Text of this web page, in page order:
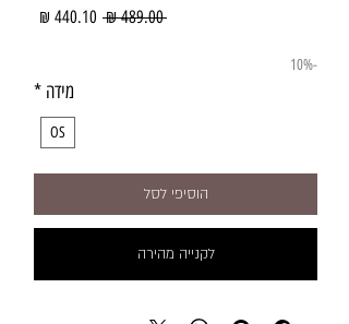
‏489.00 ‏₪
מחיר
-10%
מידה *
OS
הוסיפי לסל
לקנייה מהירה